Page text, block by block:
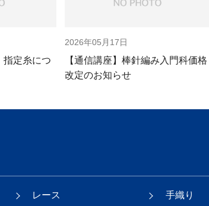
指定糸につ
2026年05月17日
【通信講座】棒針編み入門科価格
改定のお知らせ
レース 手織り